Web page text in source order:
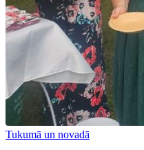
Tukumā un novadā